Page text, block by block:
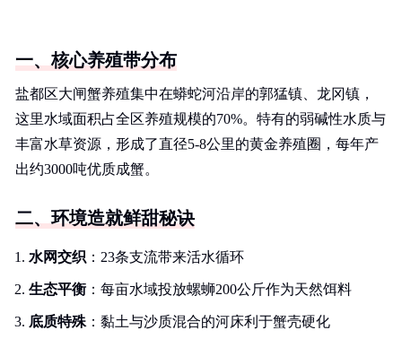
一、核心养殖带分布
盐都区大闸蟹养殖集中在蟒蛇河沿岸的郭猛镇、龙冈镇，
这里水域面积占全区养殖规模的70%。特有的弱碱性水质与
丰富水草资源，形成了直径5-8公里的黄金养殖圈，每年产
出约3000吨优质成蟹。
二、环境造就鲜甜秘诀
水网交织 ：23条支流带来活水循环
生态平衡 ：每亩水域投放螺蛳200公斤作为天然饵料
底质特殊 ：黏土与沙质混合的河床利于蟹壳硬化